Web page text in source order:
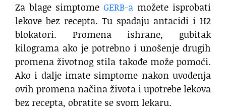
Za blage simptome GERB-a možete isprobati
lekove bez recepta. Tu spadaju antacidi i H2
blokatori. Promena ishrane, gubitak
kilograma ako je potrebno i unošenje drugih
promena životnog stila takođe može pomoći.
Ako i dalje imate simptome nakon uvođenja
ovih promena načina života i upotrebe lekova
bez recepta, obratite se svom lekaru.